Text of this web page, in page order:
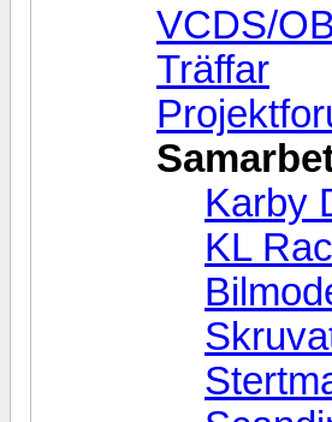
VCDS/
Träffar
Karby
KL